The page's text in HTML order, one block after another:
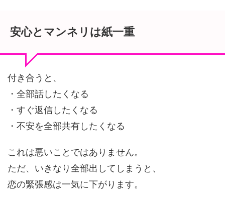
安心とマンネリは紙一重
付き合うと、
・全部話したくなる
・すぐ返信したくなる
・不安を全部共有したくなる
これは悪いことではありません。
ただ、いきなり全部出してしまうと、
恋の緊張感は一気に下がります。